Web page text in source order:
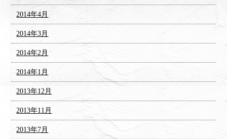
2014年4月
2014年3月
2014年2月
2014年1月
2013年12月
2013年11月
2013年7月